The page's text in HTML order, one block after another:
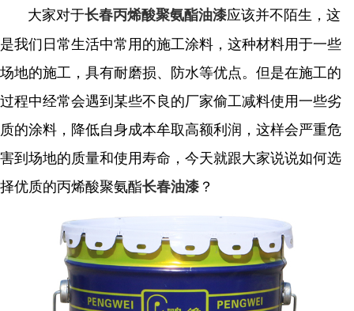
大家对于长春丙烯酸聚氨酯油漆应该并不陌生，这
是我们日常生活中常用的施工涂料，这种材料用于一些
场地的施工，具有耐磨损、防水等优点。但是在施工的
过程中经常会遇到某些不良的厂家偷工减料使用一些劣
质的涂料，降低自身成本牟取高额利润，这样会严重危
害到场地的质量和使用寿命，今天就跟大家说说如何选
择优质的丙烯酸聚氨酯长春油漆？